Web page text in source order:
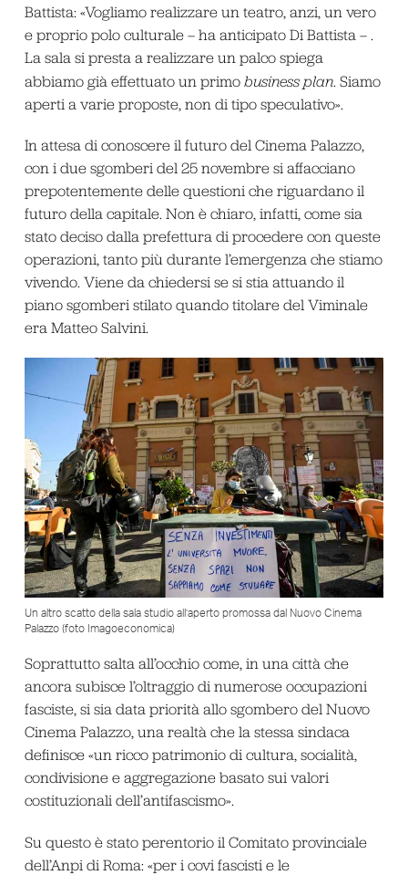
Battista: «Vogliamo realizzare un teatro, anzi, un vero
e proprio polo culturale – ha anticipato Di Battista – .
La sala si presta a realizzare un palco spiega
abbiamo già effettuato un primo business plan. Siamo
aperti a varie proposte, non di tipo speculativo».
In attesa di conoscere il futuro del Cinema Palazzo,
con i due sgomberi del 25 novembre si affacciano
prepotentemente delle questioni che riguardano il
futuro della capitale. Non è chiaro, infatti, come sia
stato deciso dalla prefettura di procedere con queste
operazioni, tanto più durante l’emergenza che stiamo
vivendo. Viene da chiedersi se si stia attuando il
piano sgomberi stilato quando titolare del Viminale
era Matteo Salvini.
Un altro scatto della sala studio all’aperto promossa dal Nuovo Cinema
Palazzo (foto Imagoeconomica)
Soprattutto salta all’occhio come, in una città che
ancora subisce l’oltraggio di numerose occupazioni
fasciste, si sia data priorità allo sgombero del Nuovo
Cinema Palazzo, una realtà che la stessa sindaca
definisce «un ricco patrimonio di cultura, socialità,
condivisione e aggregazione basato sui valori
costituzionali dell’antifascismo».
Su questo è stato perentorio il Comitato provinciale
dell’Anpi di Roma: «per i covi fascisti e le